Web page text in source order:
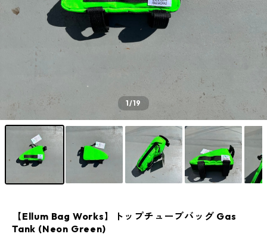
1/19
【Ellum Bag Works】トップチューブバッグ Gas
Tank (Neon Green)